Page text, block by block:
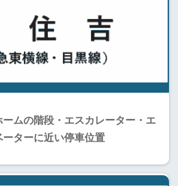
ームの階段・エスカレーター・エ
ーターに近い停車位置